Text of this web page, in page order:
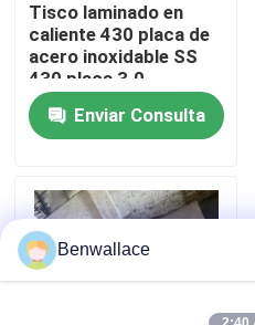
Control de calidad
Contacta con nosotros
Casos de trabajo
Tisco laminado en
caliente 430 placa de
acero inoxidable SS
430 placa 3.0 -
10.0mm No.1
superficieEnviar Consulta
Benwallace